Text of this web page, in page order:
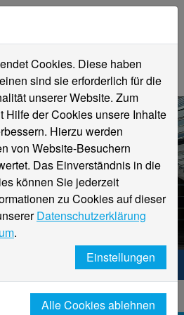
Niederrhein. Dein Weg.
News-Detailseite
Cookies. Diese haben
sind sie erforderlich für die
unserer Website. Zum
Hilfe der Cookies unsere Inhalte
Hierzu werden
von Website-Besuchern
Das Einverständnis in die
können Sie jederzeit
zu Cookies auf dieser
Datenschutzerklärung
.
Einstellungen
Alle Cookies ablehnen